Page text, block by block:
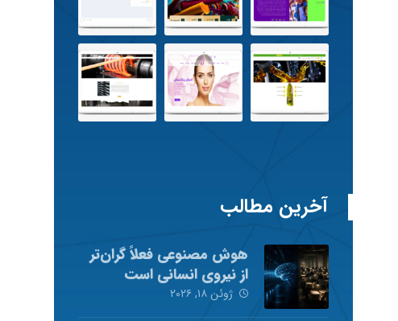
آخرین مطالب
هوش مصنوعی فعلاً گران‌تر
از نیروی انسانی است
ژوئن ۱۸, ۲۰۲۶